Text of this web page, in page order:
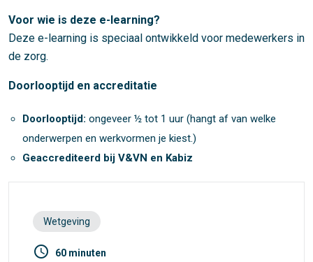
Voor wie is deze e-learning?
Deze e-learning is speciaal ontwikkeld voor medewerkers in
de zorg.
Doorlooptijd en accreditatie
Doorlooptijd: ongeveer ½ tot 1 uur (hangt af van welke
onderwerpen en werkvormen je kiest.)
Geaccrediteerd bij V&VN en Kabiz
Wetgeving
access_time 60 minuten